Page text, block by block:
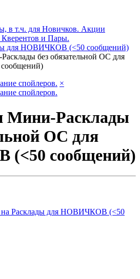
в т.ч. для Новичков. Акции
и Пары.
для НОВИЧКОВ (<50 сообщений)
без обязательной ОС для
спойлеров. ×
спойлеров.
Мини-Расклады
ОС для
сообщений)
на Расклады для НОВИЧКОВ (<50